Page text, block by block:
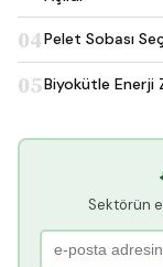
04Pelet Sobası
05Biyokütle Enerji
Sektörün